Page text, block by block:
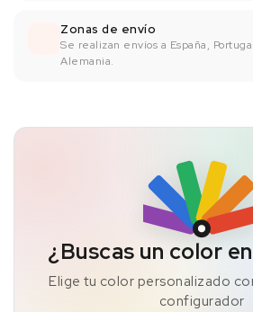
Zonas de envío
Se realizan envíos a España,
Alemania.
¿Buscas un color
Elige tu color personalizado
configurador